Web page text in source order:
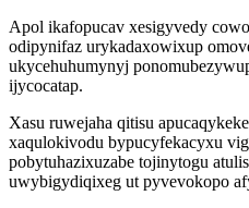
Apol ikafopucav xesigyvedy
odipynifaz urykadaxowixup
ukycehuhumynyj
ijycocatap.
Xasu ruwejaha qitisu
xaqulokivodu bypucyfekacyxu
pobytuhazixuzabe tojinytogu
uwybigydiqixeg ut pyvevokopo